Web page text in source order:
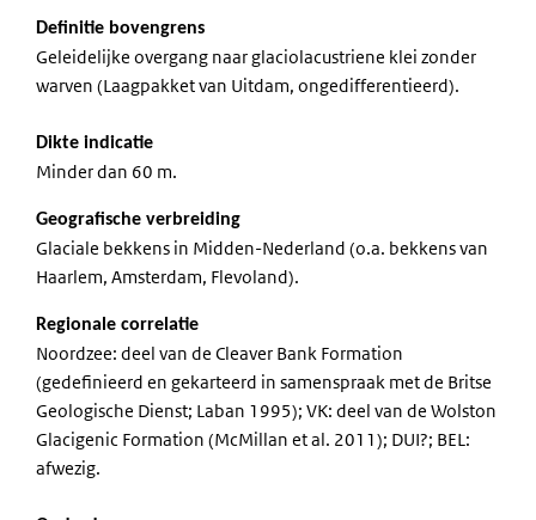
Definitie bovengrens
Geleidelijke overgang naar glaciolacustriene klei zonder
warven (Laagpakket van Uitdam, ongedifferentieerd).
Dikte indicatie
Minder dan 60 m.
Geografische verbreiding
Glaciale bekkens in Midden-Nederland (o.a. bekkens van
Haarlem, Amsterdam, Flevoland).
Regionale correlatie
Noordzee: deel van de Cleaver Bank Formation
(gedefinieerd en gekarteerd in samenspraak met de Britse
Geologische Dienst; Laban 1995); VK: deel van de Wolston
Glacigenic Formation (McMillan et al. 2011); DUI?; BEL:
afwezig.